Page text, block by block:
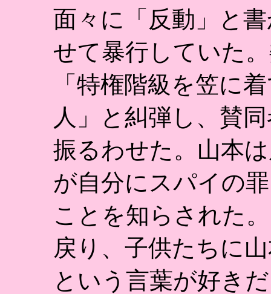
面々に「反動」と
せて暴行していた
「特権階級を笠に
人」と糾弾し、賛
振るわせた。山本
が自分にスパイの
ことを知らされた
戻り、子供たちに
という言葉が好き